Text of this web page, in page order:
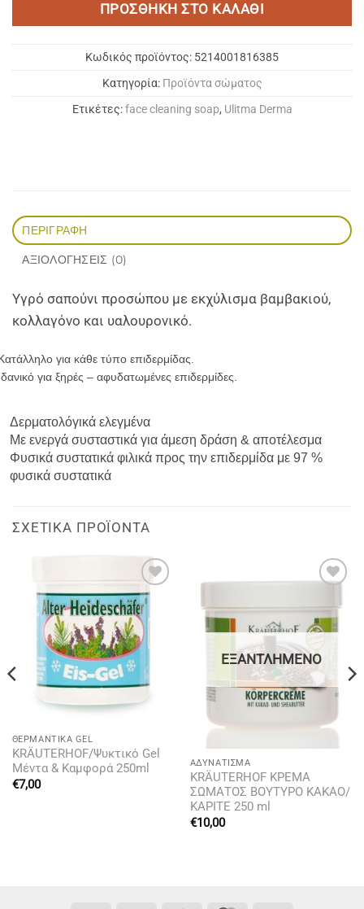
ΠΡΟΣΘΉΚΗ ΣΤΟ ΚΑΛΆΘΙ
Κωδικός προϊόντος: 5214001816385
Κατηγορία: Προϊόντα σώματος
Ετικέτες:face cleaning soap, Ulitma Derma
ΠΕΡΙΓΡΑΦΉ
ΑΞΙΟΛΟΓΉΣΕΙΣ (0)
Υγρό σαπούνι προσώπου με εκχύλισμα βαμβακιού,
κολλαγόνο και υαλουρονικό.
για κάθε τύπο επιδερμίδας.
για ξηρές – αφυδατωμένες επιδερμίδες.
Δερματολόγικά ελεγμένα
Με ενεργά συσταστικά για άμεση δράση & αποτέλεσμα
Φυσικά συστατικά φιλικά προς την επιδερμίδα με 97 %
φυσικά συστατικά
ΣΧΕΤΙΚΆ ΠΡΟΪΌΝΤΑ
Add to
wishlist
ΘΕΡΜΑΝΤΙΚΆ GEL
KRÄUTERHOF/Ψυκτικό Gel
Μέντα & Καμφορά 250ml
€7,00
wishlist
ΕΞΑΝΤΛΗΜΈΝΟ
ΑΔΥΝΆΤΙΣΜΑ
KRÄUTERHOF ΚΡΕΜΑ
ΣΩΜΑΤΟΣ ΒΟΥΤΥΡΟ ΚΑΚΑΟ/
ΚΑΡΙΤΕ 250 ml
€10,00